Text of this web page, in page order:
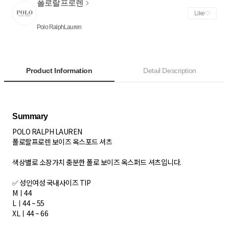
폴로랄프로렌
Polo RalphLauren
Like
Product Information Detail Description
Summary
POLO RALPH LAUREN
폴로랄프로렌 보이즈 옥스포드 셔츠
색상별로 소장가치 충분한 폴로 보이즈 옥스퍼드 셔츠입니다.
✅ 성인여성 국내사이즈 TIP
Mㅣ44
Lㅣ44 ~ 55
XLㅣ44 ~ 66